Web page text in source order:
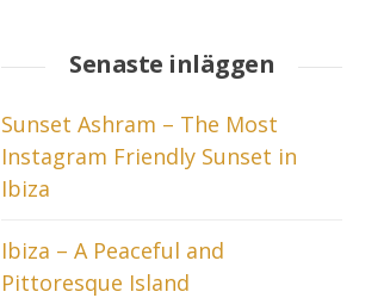
Senaste inläggen
Sunset Ashram – The Most
Instagram Friendly Sunset in
Ibiza
Ibiza – A Peaceful and
Pittoresque Island